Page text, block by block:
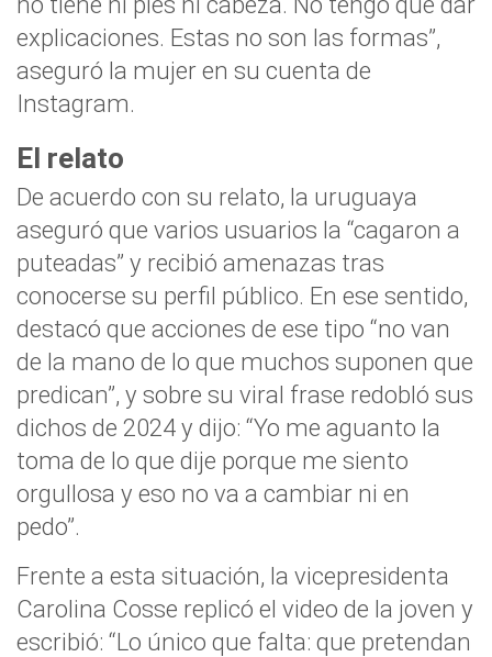
explicaciones. Estas no son las formas”,
aseguró la mujer en su cuenta de
Instagram.
El relato
De acuerdo con su relato, la uruguaya
aseguró que varios usuarios la “cagaron a
puteadas” y recibió amenazas tras
conocerse su perfil público. En ese sentido,
destacó que acciones de ese tipo “no van
de la mano de lo que muchos suponen que
predican”, y sobre su viral frase redobló sus
dichos de 2024 y dijo: “Yo me aguanto la
toma de lo que dije porque me siento
orgullosa y eso no va a cambiar ni en
pedo”.
Frente a esta situación, la vicepresidenta
Carolina Cosse replicó el video de la joven y
escribió: “Lo único que falta: que pretendan